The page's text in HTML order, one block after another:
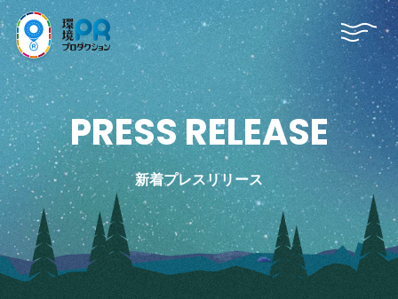
PRESSRELEASE
新着プレスリリース